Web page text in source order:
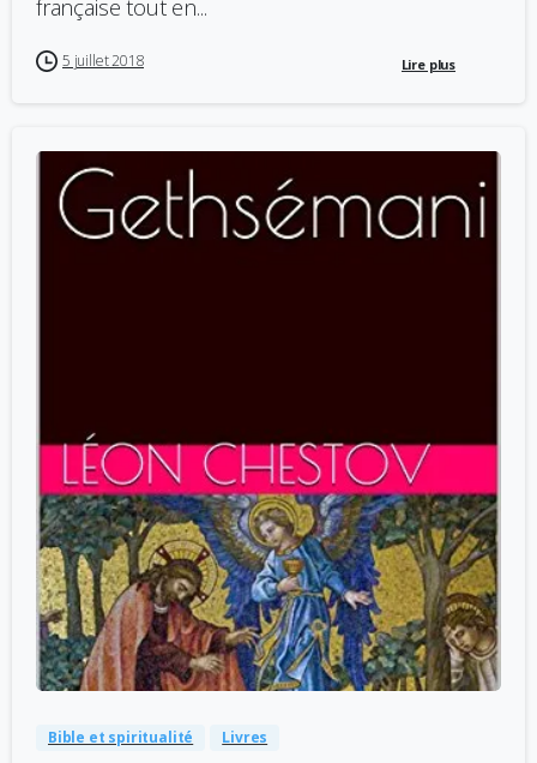
française tout en...
5 juillet 2018 Lire plus
0 -
Bible et spiritualité Livres